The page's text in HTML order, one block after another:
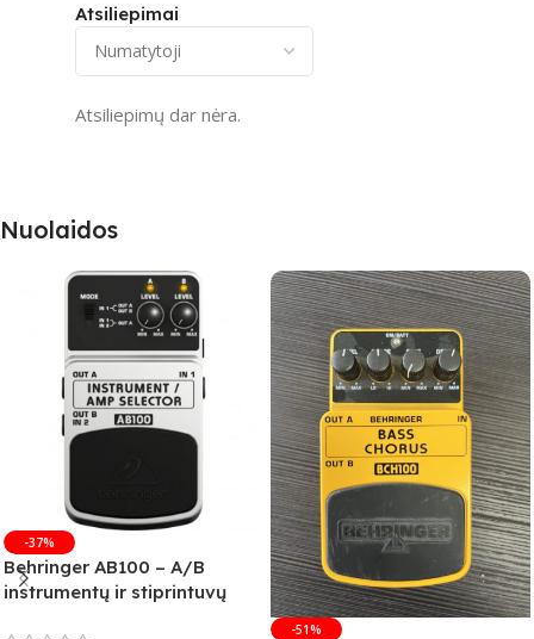
Atsiliepimai
Atsiliepimų dar nėra.
Nuolaidos
-37%
Behringer AB100 – A/B
instrumentų ir stiprintuvų
-51%